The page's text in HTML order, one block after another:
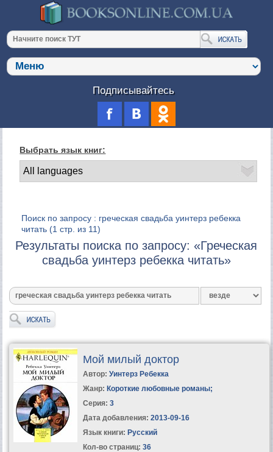
Подписывайтесь
Выбрать язык книг:
Поиск по запросу : греческая свадьба уинтерз ребекка
читать (1 стр. из 11)
Результаты поиска по запросу: «Греческая
свадьба уинтерз ребекка читать»
Мой милый доктор
Автор: Уинтерз Ребекка
Жанр: Короткие любовные романы;
Серия: 3
Дата добавления: 2013-09-16
Язык книги: Русский
Кол-во страниц: 36